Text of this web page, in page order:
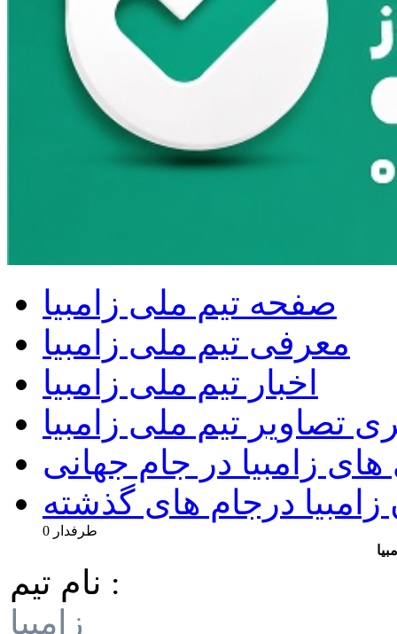
صفحه تیم ملی زامبیا
معرفی تیم ملی زامبیا
اخبار تیم ملی زامبیا
تصاویر تیم ملی زامبیا
های زامبیا در جام جهانی
زامبیا درجام های گذشته
0 طرفدار
نام تیم :